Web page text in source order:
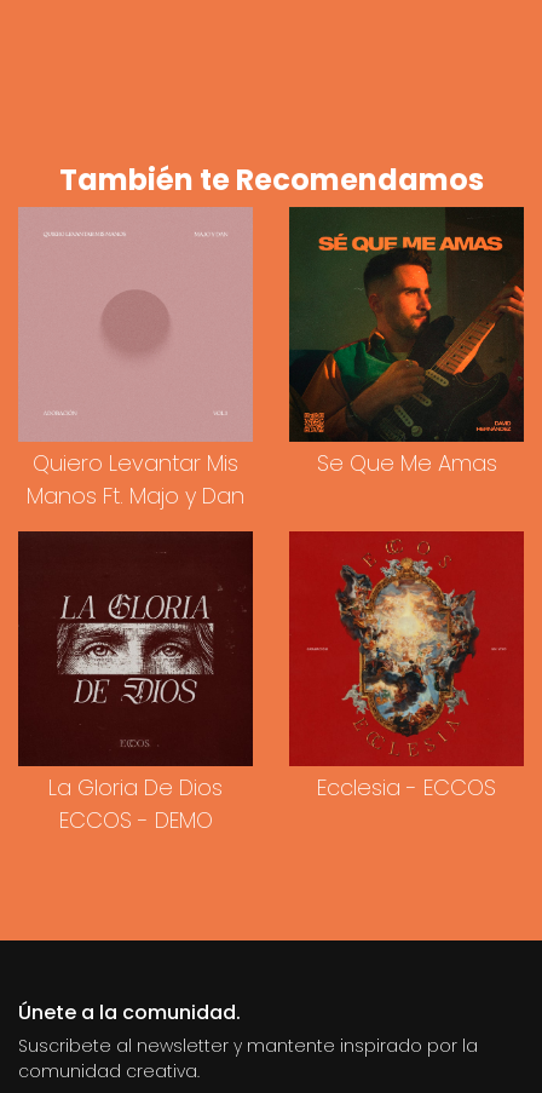
También te Recomendamos
Quiero Levantar Mis
Manos Ft. Majo y Dan
Se Que Me Amas
La Gloria De Dios
ECCOS - DEMO
Ecclesia - ECCOS
Únete a la comunidad.
Suscribete al newsletter y mantente inspirado por la
comunidad creativa.